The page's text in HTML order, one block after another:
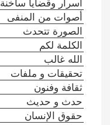
أصوات من المنفى
الصورة تتحدث
الكلمة لكم
الله غالب
تحقيقات و ملفات
ثقافة وفنون
حدث و حديث
حقوق الإنسان